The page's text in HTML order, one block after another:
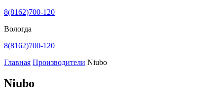
8(8162)700-120
Вологда
8(8162)700-120
Главная Производители Niubo
Niubo